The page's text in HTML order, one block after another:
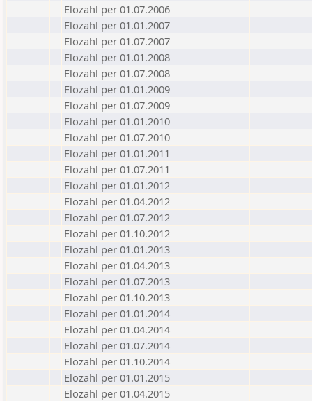
Elozahl per 01.07.2006
Elozahl per 01.01.2007
Elozahl per 01.07.2007
Elozahl per 01.01.2008
Elozahl per 01.07.2008
Elozahl per 01.01.2009
Elozahl per 01.07.2009
Elozahl per 01.01.2010
Elozahl per 01.07.2010
Elozahl per 01.01.2011
Elozahl per 01.07.2011
Elozahl per 01.01.2012
Elozahl per 01.04.2012
Elozahl per 01.07.2012
Elozahl per 01.10.2012
Elozahl per 01.01.2013
Elozahl per 01.04.2013
Elozahl per 01.07.2013
Elozahl per 01.10.2013
Elozahl per 01.01.2014
Elozahl per 01.04.2014
Elozahl per 01.07.2014
Elozahl per 01.10.2014
Elozahl per 01.01.2015
Elozahl per 01.04.2015